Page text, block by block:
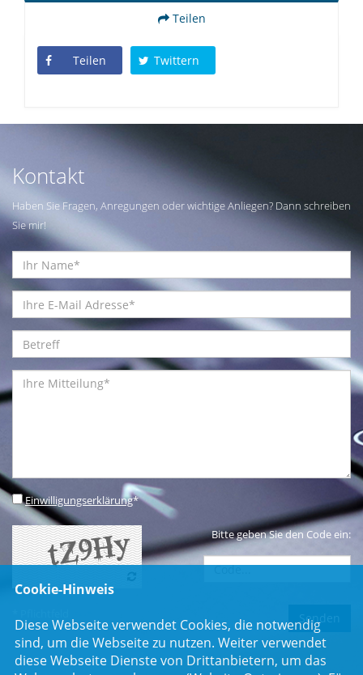
Teilen
Teilen Twittern
Kontakt
Haben Sie Fragen, Anregungen oder wichtige Anliegen? Dann schreiben
Sie mir!
Einwilligungserklärung*
Bitte geben Sie den Code ein:
Cookie-Hinweis
Diese Webseite verwendet Cookies, die notwendig
sind, um die Webseite zu nutzen. Weiter verwendet
diese Webseite Dienste von Drittanbietern, um das